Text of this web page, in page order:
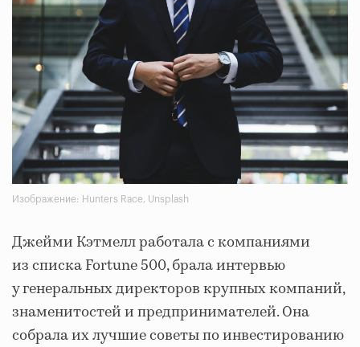
Изображение: Hunters Race, Unsplash
Джейми Кэтмелл работала с компаниями
из списка Fortune 500, брала интервью
у генеральных директоров крупных компаний,
знаменитостей и предпринимателей. Она
собрала их лучшие советы по инвестированию